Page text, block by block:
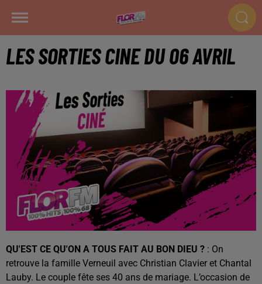
LES SORTIES CINE DU 06 AVRIL
QU'EST CE QU'ON A TOUS FAIT AU BON DIEU ? : On
retrouve la famille Verneuil avec Christian Clavier et Chantal
Lauby. Le couple fête ses 40 ans de mariage. L’occasion de